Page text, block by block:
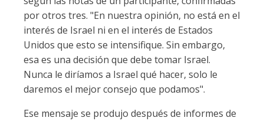
por otros tres. "En nuestra opinión, no está en el
interés de Israel ni en el interés de Estados
Unidos que esto se intensifique. Sin embargo,
esa es una decisión que debe tomar Israel.
Nunca le diríamos a Israel qué hacer, solo le
daremos el mejor consejo que podamos".
Ese mensaje se produjo después de informes de